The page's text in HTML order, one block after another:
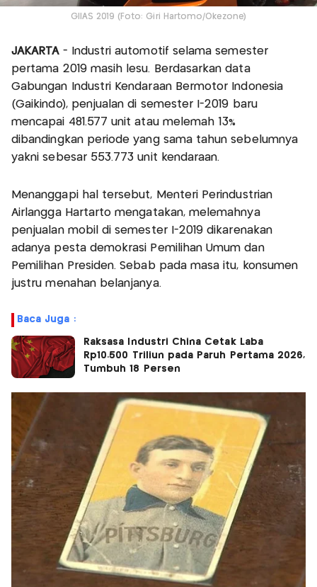
GIIAS 2019 (Foto: Giri Hartomo/Okezone)
JAKARTA- Industri automotif selama semester
pertama 2019 masih lesu. Berdasarkan data
Gabungan Industri Kendaraan Bermotor Indonesia
(Gaikindo), penjualan di semester I-2019 baru
mencapai 481.577 unit atau melemah 13%
dibandingkan periode yang sama tahun sebelumnya
yakni sebesar 553.773 unit kendaraan.
Menanggapi hal tersebut, Menteri Perindustrian
Airlangga Hartarto mengatakan, melemahnya
penjualan mobil di semester I-2019 dikarenakan
adanya pesta demokrasi Pemilihan Umum dan
Pemilihan Presiden. Sebab pada masa itu, konsumen
justru menahan belanjanya.
Baca Juga :
Raksasa Industri China Cetak Laba
Rp10.500 Triliun pada Paruh Pertama 2026,
Tumbuh 18 Persen